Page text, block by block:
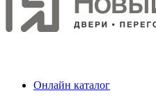
Онлайн каталог